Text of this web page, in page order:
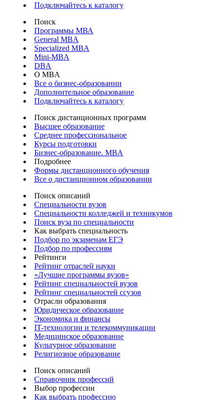
Подключайтесь к каталогу
Поиск
Программы МВА
General MBA
Specialized MBA
Mini-MBA
DBA
О MBA
Все о бизнес-образовании
Дополнительное образование
Подключайтесь к каталогу
Поиск дистанционных программ
Высшее образование
Среднее профессиональное
Курсы подготовки
Бизнес-образование. MBA
Подробнее
Формы дистанционного обучения
Все о дистанционном образовании
Поиск описаний
Специальности вузов
Специальности колледжей и техникумов
Поиск вуза по специальности
Как выбрать специальность
Подбор по экзаменам ЕГЭ
Подбор по профессиям
Рейтинги
Рейтинг отраслей науки
«Лучшие программы вузов»
Рейтинг специальностей вузов
Рейтинг специальностей ссузов
Отрасли образования
Юридическое образование
Экономика и финансы
IT-технологии и телекоммуникации
Медицинское образование
Культурное образование
Религиозное образование
Поиск описаний
Справочник профессий
Выбор профессии
Как выбрать профессию